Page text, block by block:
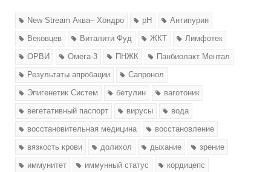
New Stream Аква– Хондро pH
Антипурин
Вековцев
Виталити Фуд ЖКТ
Лимфотек
ОРВИ
Омега-3 ПНЖК
Панбиолакт Ментал
Результаты апробации
Сапронол
Эпигенетик Систем
бетулин
ваготоник
вегетативный паспорт
вирусы
вода
восстановительная медицина
восстановление
вязкость крови
долихол дыхание
зрение
иммунитет
иммунный статус
кордицепс